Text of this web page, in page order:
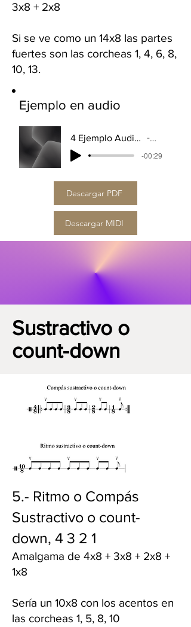
3x8 + 2x8
Si se ve como un 14x8 las partes
fuertes son las corcheas 1, 4, 6, 8,
10, 13.
Ejemplo en audio
4 Ejemplo Audio Ritmo PSICOMAGICO - Ibermusicas
Artist
-00:29
Descargar PDF
Descargar MIDI
Sustractivo o
count-down
5.- Ritmo o Compás
Sustractivo o count-
down, 4 3 2 1
Amalgama de 4x8 + 3x8 + 2x8 +
1x8
Sería un 10x8 con los acentos en
las corcheas 1, 5, 8, 10